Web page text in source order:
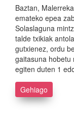
Baztan,
emateko epea
Solaslaguna
talde txikiak
gutxienez, ordu
gaitasuna hobetu
egiten duten 1
Gehiago